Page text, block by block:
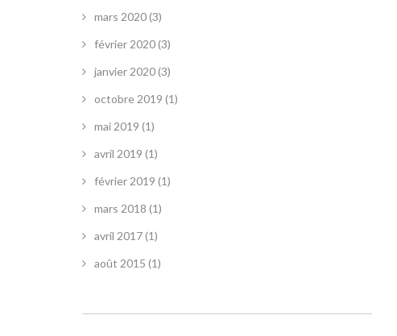
mars 2020(3)
février 2020(3)
janvier 2020(3)
octobre 2019 (1)
mai 2019 (1)
avril 2019 (1)
février 2019 (1)
mars 2018 (1)
avril 2017(1)
août 2015 (1)